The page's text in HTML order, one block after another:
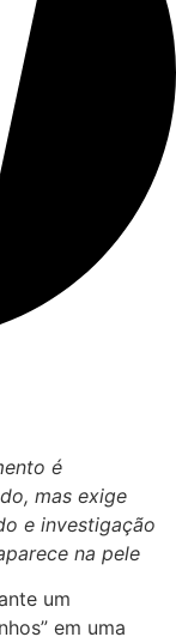
é
mas exige
e investigação
na pele
um
em uma